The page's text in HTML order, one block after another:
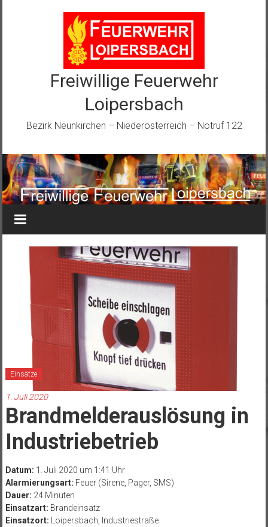
Freiwillige Feuerwehr
Loipersbach
Bezirk Neunkirchen – Niederösterreich – Notruf 122
Einsätze
1. Juli 2020
Brandmelderauslösung in
Industriebetrieb
Datum: 1. Juli 2020 um 1:41 Uhr
Alarmierungsart: Feuer (Sirene, Pager, SMS)
Dauer: 24 Minuten
Einsatzart: Brandeinsatz
Einsatzort: Loipersbach, Industriestraße